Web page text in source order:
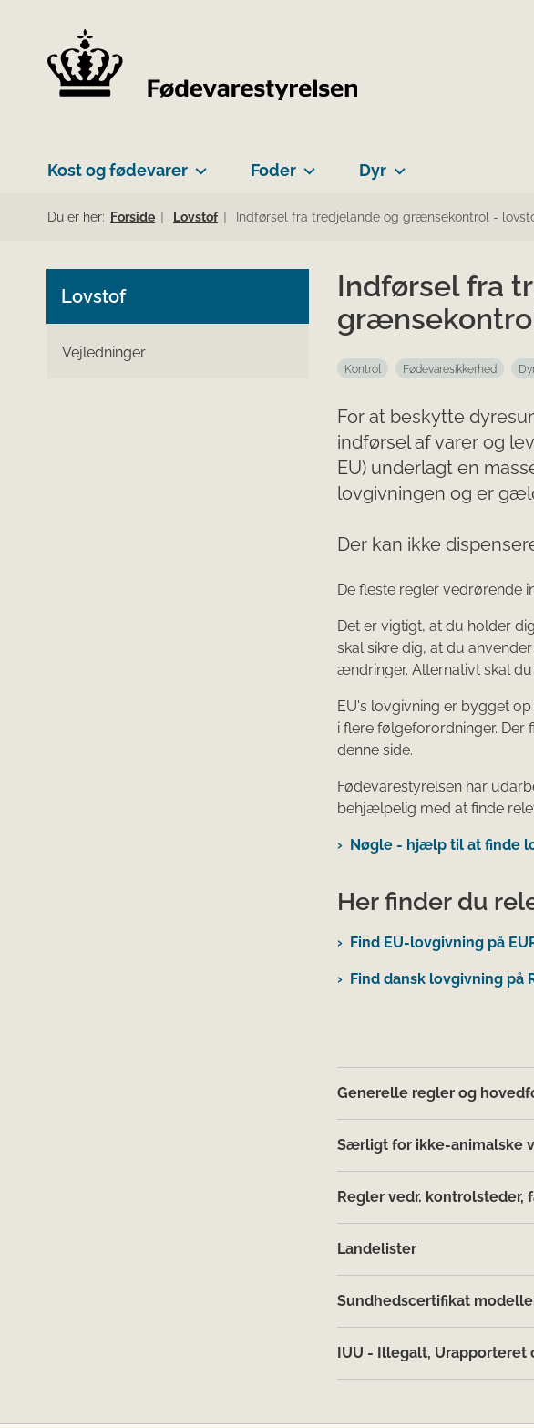
Kost og fødevarer Foder Dyr
Du er her: Forside Lovstof Indførsel fra tredjelande og grænsekontrol -
Lovstof
Vejledninger
Indførsel fra
Kontrol Fødevaresikkerhed
For at beskytte
indførsel af varer og
EU) underlagt en
lovgivningen og er
Der kan ikke
De fleste regler vedrørende
Det er vigtigt, at du holder
skal sikre dig, at du
ændringer. Alternativt skal
EU's lovgivning er bygget
i flere følgeforordninger.
denne side.
Fødevarestyrelsen har
behjælpelig med at finde
Nøgle - hjælp til at finde
Her finder du
Find EU-lovgivning på
Find dansk lovgivning på
Generelle regler og
Særligt for ikke-animalske
Regler vedr.
Landelister
Sundhedscertifikat
IUU - Illegalt, Urapporteret